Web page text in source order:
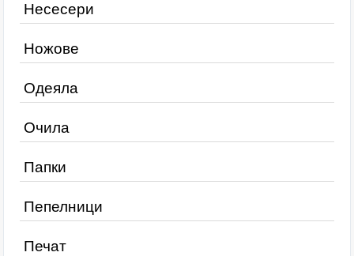
Несесери
Ножове
Одеяла
Очила
Папки
Пепелници
Печат